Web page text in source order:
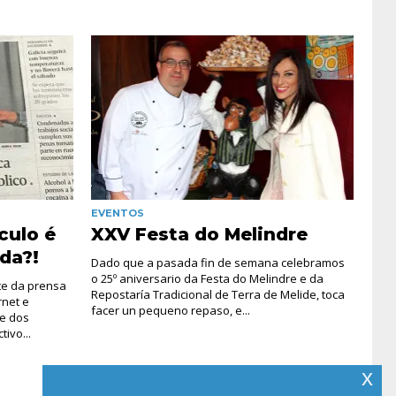
é
da prensa
e
dos
EVENTOS
XXV Festa do Melindre
Dado que a pasada fin de semana celebramos
o 25º aniversario da Festa do Melindre e da
Repostaría Tradicional de Terra de Melide, toca
facer un pequeno repaso, e...
x